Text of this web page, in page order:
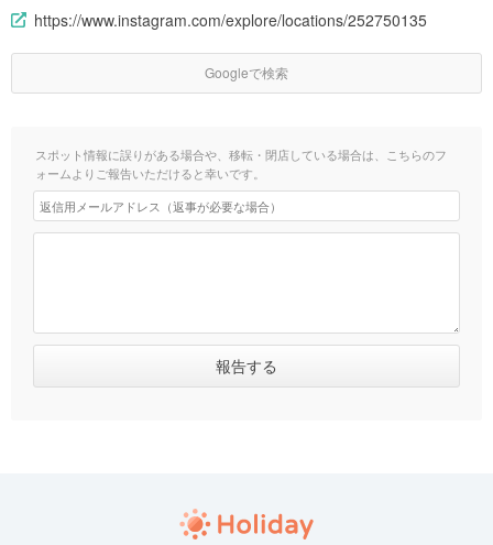
https://www.instagram.com/explore/locations/252750135
Googleで検索
スポット情報に誤りがある場合や、移転・閉店している場合は、こちらのフ
ォームよりご報告いただけると幸いです。